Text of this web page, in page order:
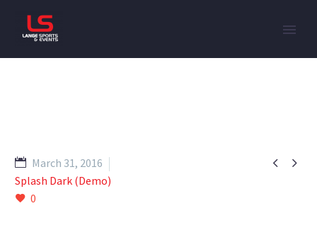
 
March 31, 2016
Splash Dark (Demo)
0